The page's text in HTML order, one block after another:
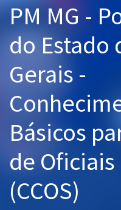
Cursos 20% OFF
Pós
Graduação
OAB
Mentorias
Questões grátis
Conteúdo gratuito
Blog
PM MG -
do Estado
Gerais -
Básicos
de
(CCOS)